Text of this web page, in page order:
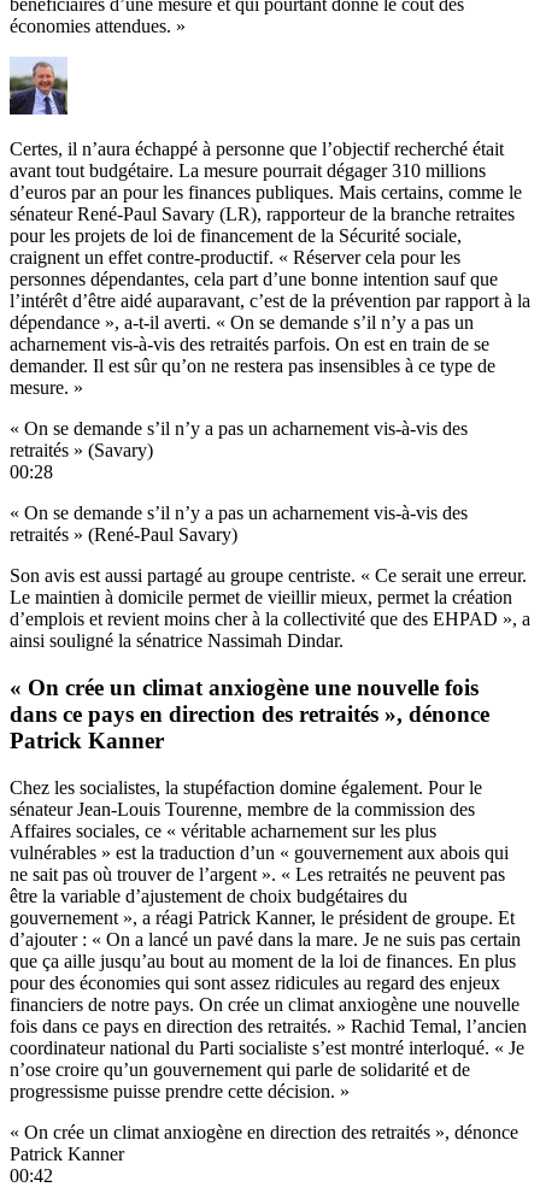
bénéficiaires d’une mesure et qui pourtant donne le coût des
économies attendues. »
Certes, il n’aura échappé à personne que l’objectif recherché était
avant tout budgétaire. La mesure pourrait dégager 310 millions
d’euros par an pour les finances publiques. Mais certains, comme le
sénateur René-Paul Savary (LR), rapporteur de la branche retraites
pour les projets de loi de financement de la Sécurité sociale,
craignent un effet contre-productif. « Réserver cela pour les
personnes dépendantes, cela part d’une bonne intention sauf que
l’intérêt d’être aidé auparavant, c’est de la prévention par rapport à la
dépendance », a-t-il averti. « On se demande s’il n’y a pas un
acharnement vis-à-vis des retraités parfois. On est en train de se
demander. Il est sûr qu’on ne restera pas insensibles à ce type de
mesure. »
« On se demande s’il n’y a pas un acharnement vis-à-vis des
retraités » (Savary)
00:28
« On se demande s’il n’y a pas un acharnement vis-à-vis des
retraités » (René-Paul Savary)
Son avis est aussi partagé au groupe centriste. « Ce serait une erreur.
Le maintien à domicile permet de vieillir mieux, permet la création
d’emplois et revient moins cher à la collectivité que des EHPAD », a
ainsi souligné la sénatrice Nassimah Dindar.
« On crée un climat anxiogène une nouvelle fois
dans ce pays en direction des retraités », dénonce
Patrick Kanner
Chez les socialistes, la stupéfaction domine également. Pour le
sénateur Jean-Louis Tourenne, membre de la commission des
Affaires sociales, ce « véritable acharnement sur les plus
vulnérables » est la traduction d’un « gouvernement aux abois qui
ne sait pas où trouver de l’argent ». « Les retraités ne peuvent pas
être la variable d’ajustement de choix budgétaires du
gouvernement », a réagi Patrick Kanner, le président de groupe. Et
d’ajouter : « On a lancé un pavé dans la mare. Je ne suis pas certain
que ça aille jusqu’au bout au moment de la loi de finances. En plus
pour des économies qui sont assez ridicules au regard des enjeux
financiers de notre pays. On crée un climat anxiogène une nouvelle
fois dans ce pays en direction des retraités. » Rachid Temal, l’ancien
coordinateur national du Parti socialiste s’est montré interloqué. « Je
n’ose croire qu’un gouvernement qui parle de solidarité et de
progressisme puisse prendre cette décision. »
« On crée un climat anxiogène en direction des retraités », dénonce
Patrick Kanner
00:42